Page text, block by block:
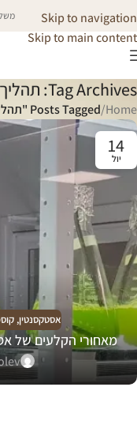
Skip to navigation
Skip to main content
Tag Archives: תהליך פיתוח
Home
/Posts Tagged "תהליך פיתוח"
14
יול
אסטקסנטין,
מאחורי הקלעים של